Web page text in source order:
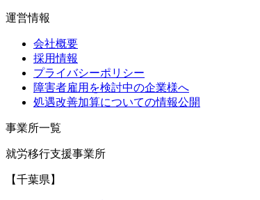
運営情報
会社概要
採用情報
プライバシーポリシー
障害者雇用を検討中の企業様へ
処遇改善加算についての情報公開
事業所一覧
就労移行支援事業所
【千葉県】